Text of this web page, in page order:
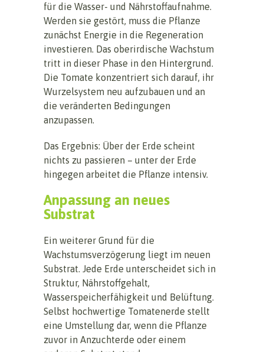
für die Wasser- und Nährstoffaufnahme.
Werden sie gestört, muss die Pflanze
zunächst Energie in die Regeneration
investieren. Das oberirdische Wachstum
tritt in dieser Phase in den Hintergrund.
Die Tomate konzentriert sich darauf, ihr
Wurzelsystem neu aufzubauen und an
die veränderten Bedingungen
anzupassen.
Das Ergebnis: Über der Erde scheint
nichts zu passieren – unter der Erde
hingegen arbeitet die Pflanze intensiv.
Anpassung an neues
Substrat
Ein weiterer Grund für die
Wachstumsverzögerung liegt im neuen
Substrat. Jede Erde unterscheidet sich in
Struktur, Nährstoffgehalt,
Wasserspeicherfähigkeit und Belüftung.
Selbst hochwertige Tomatenerde stellt
eine Umstellung dar, wenn die Pflanze
zuvor in Anzuchterde oder einem